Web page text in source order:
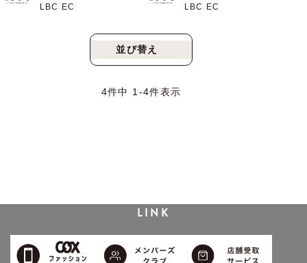
LBC EC LBC EC
並び替え
4件中 1 -4件表示
LINK